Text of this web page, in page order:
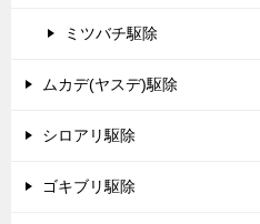
ミツバチ駆除
ムカデ(ヤスデ)駆除
シロアリ駆除
ゴキブリ駆除